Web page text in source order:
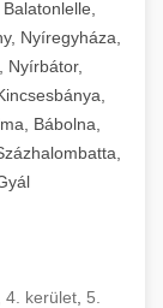
Nyíregyháza,
Nyírbátor,
Bábolna,
4. kerület 5.